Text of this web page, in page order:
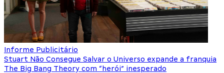
Informe Publicitário
Stuart Não Consegue Salvar o Universo expande a franquia
The Big Bang Theory com “herói” inesperado